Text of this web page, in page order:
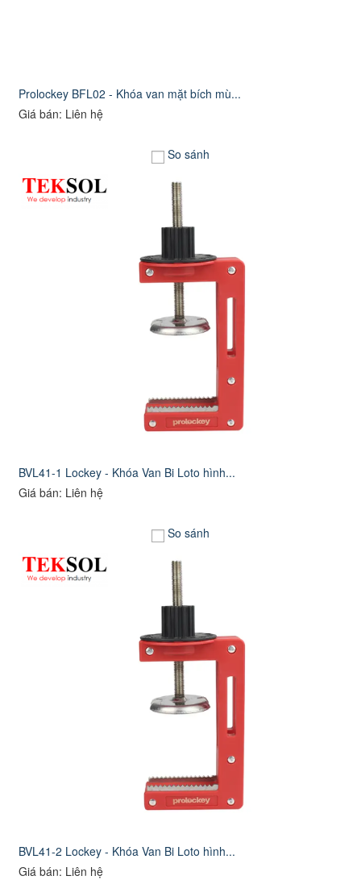
Prolockey BFL02 - Khóa van mặt bích mù...
Giá bán: Liên hệ
So sánh
BVL41-1 Lockey - Khóa Van Bi Loto hình...
Giá bán: Liên hệ
So sánh
BVL41-2 Lockey - Khóa Van Bi Loto hình...
Giá bán: Liên hệ